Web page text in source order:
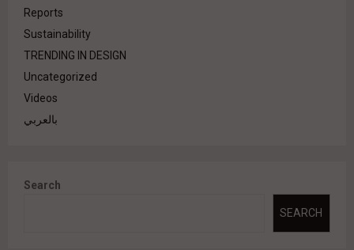
Reports
Sustainability
TRENDING IN DESIGN
Uncategorized
Videos
بالعربي
Search
SEARCH